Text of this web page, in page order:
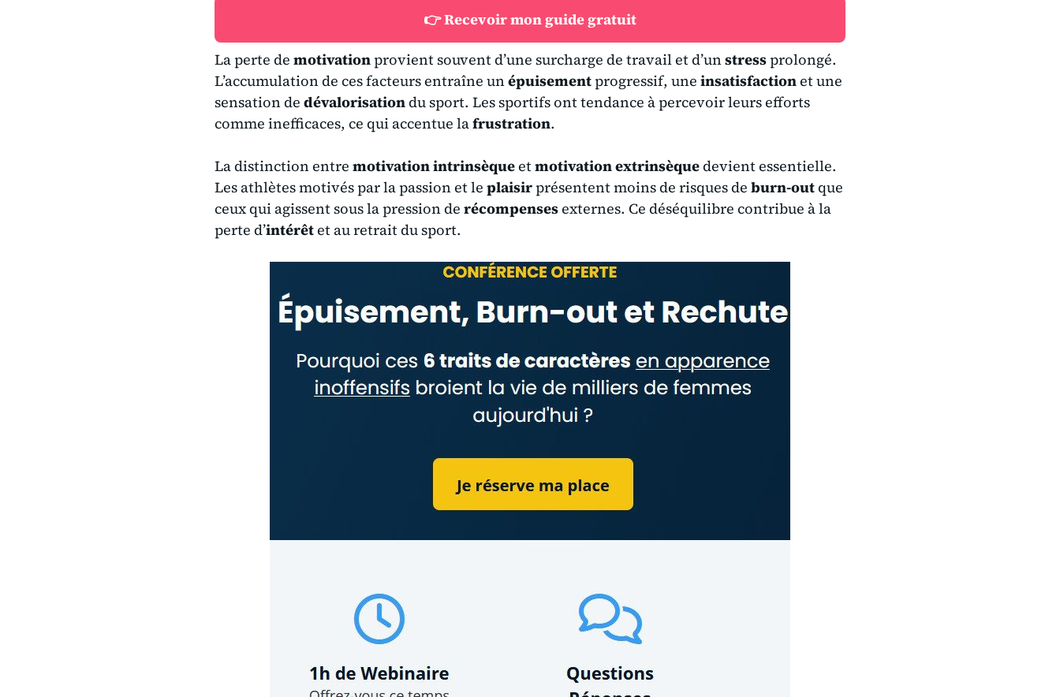
👉 Recevoir mon guide gratuit
La perte de motivationprovient souvent d’une surcharge de travail et d’unstressprolongé.
L’accumulation de ces facteurs entraîne unépuisementprogressif, une insatisfactionet une
sensation de dévalorisationdu sport. Les sportifs ont tendance à percevoir leurs efforts
comme inefficaces, ce qui accentue lafrustration.
La distinction entre motivation intrinsèqueetmotivation extrinsèquedevient essentielle.
Les athlètes motivés par la passion et le plaisirprésentent moins de risques de burn-outque
ceux qui agissent sous la pression de récompensesexternes. Ce déséquilibre contribue à la
perte d’intérêtet au retrait du sport.